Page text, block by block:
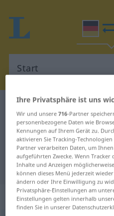
Deutsch-Norwegisch
Deutsch-
für "Start"
"Start"
„Start“:
Ihre Privatsphäre ist uns
Wir und unsere716-Partner
personenbezogene Daten wie
Kennungen auf Ihrem Gerät zu.
aktivieren Sie Tracking-
Partner verarbeiten Daten, um
aufgeführten Zwecke. Wenn
Inhalte und Anzeigen
können dieses Menü jederzeit
ändern oder Ihre Einwilligung zu
Privatsphäre-Einstellungen am
Einstellungen gelten innerhalb
finden Sie in unserer